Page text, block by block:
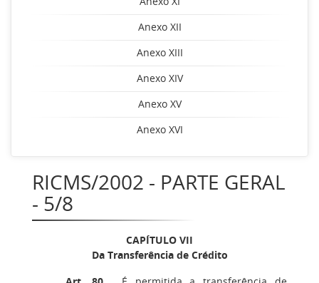
Anexo XII
Anexo XIII
Anexo XIV
Anexo XV
Anexo XVI
RICMS/2002 - PARTE GERAL
- 5/8
CAPÍTULO VII
Da Transferência de Crédito